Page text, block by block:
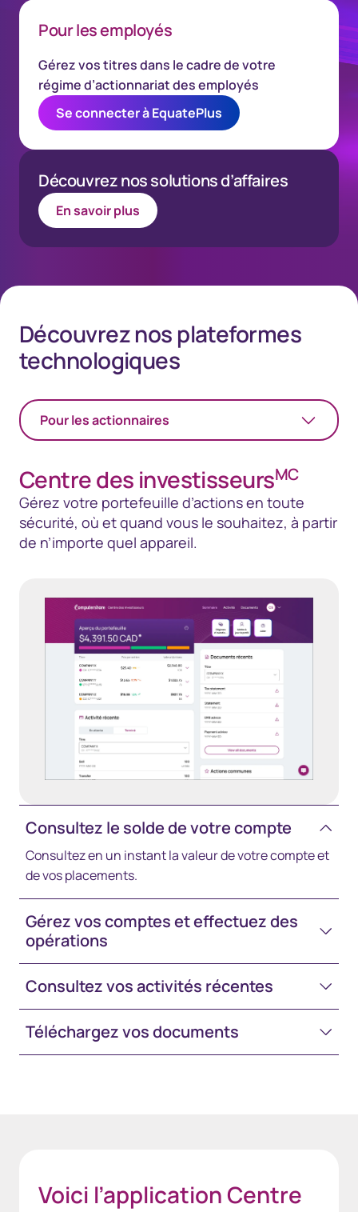
Pour les employés
Gérez vos titres dans le cadre de votre
régime d’actionnariat des employés
Se connecter à EquatePlus
Découvrez nos solutions d’affaires
En savoir plus
Découvrez nos plateformes
technologiques
Pour les actionnaires
Centre des investisseursMC
Gérez votre portefeuille d’actions en toute
sécurité, où et quand vous le souhaitez, à partir
de n’importe quel appareil.
Consultez le solde de votre compte
Consultez en un instant la valeur de votre compte et
de vos placements.
Gérez vos comptes et effectuez des
opérations
Consultez vos activités récentes
Téléchargez vos documents
Voici l’application Centre